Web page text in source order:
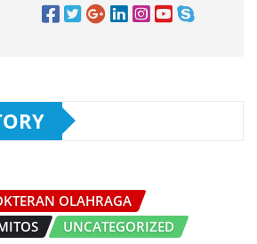
OLAHRAGA
UNCATEGORIZED